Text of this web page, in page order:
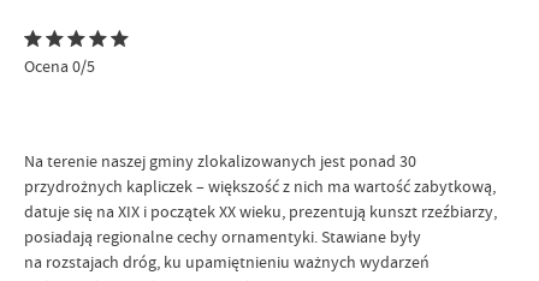
Ocena 0/5
Na terenie naszej gminy zlokalizowanych jest ponad 30
przydrożnych kapliczek – większość z nich ma wartość zabytkową,
datuje się na XIX i początek XX wieku, prezentują kunszt rzeźbiarzy,
posiadają regionalne cechy ornamentyki. Stawiane były
na rozstajach dróg, ku upamiętnieniu ważnych wydarzeń